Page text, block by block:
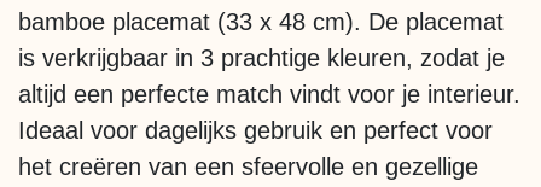
bamboe placemat (33 x 48 cm). De placemat
is verkrijgbaar in 3 prachtige kleuren, zodat je
altijd een perfecte match vindt voor je interieur.
Ideaal voor dagelijks gebruik en perfect voor
het creëren van een sfeervolle en gezellige